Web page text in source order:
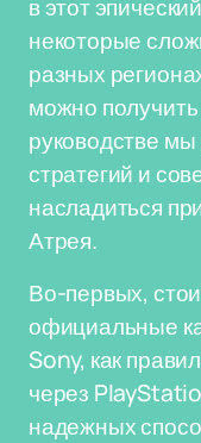
в этот
некоторые
разных
можно
руководстве
стратегий и
насладиться
Атрея.
Во-первых,
официальные
Sony, как
через
надежных